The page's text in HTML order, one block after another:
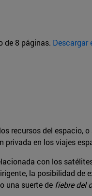
de 8 páginas. Descargar
recursos del espacio,
privada en los viajes
con los
la posibilidad de
una suerte de fiebre del